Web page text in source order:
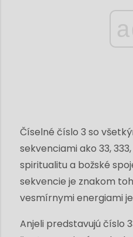
Číselné číslo 3 so
sekvenciami ako 33,
spiritualitu a božské
sekvencie je znakom
vesmírnymi energiami
Anjeli predstavujú číslo